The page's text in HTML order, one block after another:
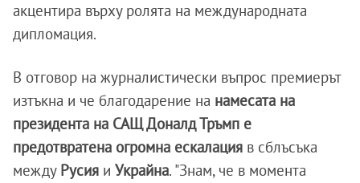
акцентира върху ролята на международната
дипломация.
В отговор на журналистически въпрос премиерът
изтъкна и че благодарение на намесата на
президента на САЩ Доналд Тръмп е
предотвратена огромна ескалация в сблъсъка
между Русия и Украйна. "Знам, че в момента